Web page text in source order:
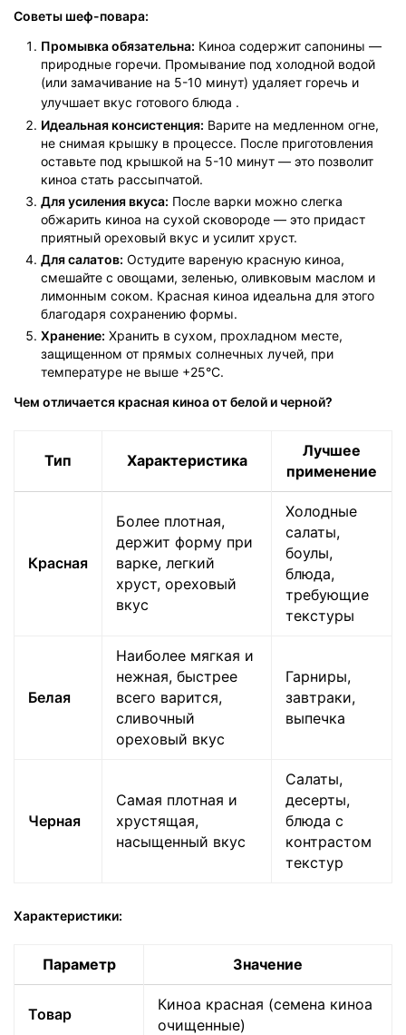
Советы шеф-повара:
Промывка обязательна: Киноа содержит сапонины —
природные горечи. Промывание под холодной водой
(или замачивание на 5-10 минут) удаляет горечь и
улучшает вкус готового блюда .
Идеальная консистенция: Варите на медленном огне,
не снимая крышку в процессе. После приготовления
оставьте под крышкой на 5-10 минут — это позволит
киноа стать рассыпчатой.
Для усиления вкуса: После варки можно слегка
обжарить киноа на сухой сковороде — это придаст
приятный ореховый вкус и усилит хруст.
Для салатов: Остудите вареную красную киноа,
смешайте с овощами, зеленью, оливковым маслом и
лимонным соком. Красная киноа идеальна для этого
благодаря сохранению формы.
Хранение: Хранить в сухом, прохладном месте,
защищенном от прямых солнечных лучей, при
температуре не выше +25°C.
Чем отличается красная киноа от белой и черной?
Тип Характеристика
Лучшее
применение
Красная
Более плотная,
держит форму при
варке, легкий
хруст, ореховый
вкус
Холодные
салаты,
боулы,
блюда,
требующие
текстуры
Белая
Наиболее мягкая и
нежная, быстрее
всего варится,
сливочный
ореховый вкус
Гарниры,
завтраки,
выпечка
Черная
Самая плотная и
хрустящая,
насыщенный вкус
Салаты,
десерты,
блюда с
контрастом
текстур
Характеристики:
Параметр Значение
Товар
Киноа красная (семена киноа
очищенные)
Политика
обработки
данных